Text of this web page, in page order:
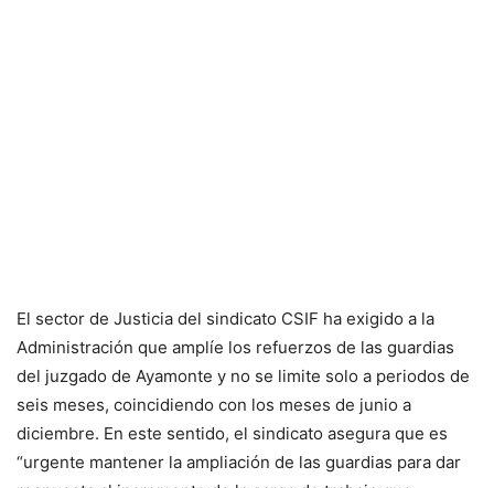
El sector de Justicia del sindicato CSIF ha exigido a la
Administración que amplíe los refuerzos de las guardias
del juzgado de Ayamonte y no se limite solo a periodos de
seis meses, coincidiendo con los meses de junio a
diciembre. En este sentido, el sindicato asegura que es
“urgente mantener la ampliación de las guardias para dar